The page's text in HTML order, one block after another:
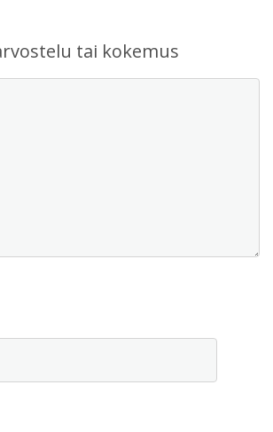
tai kokemus